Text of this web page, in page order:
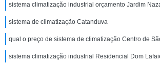
sistema climatização industrial orçamento Jardim
sistema de climatização Catanduva
qual o preço de sistema de climatização Centro de
sistema climatização industrial Residencial Dom